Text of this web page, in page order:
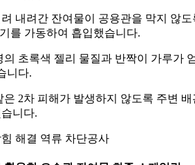
내려간 잔여물이 공용관을 막지 않도
를 가동하여 흡입했습니다.
초록색 젤리 물질과 반짝이 가루가
니다.
2차 피해가 발생하지 않도록 주변 배
니다.
해결 역류 차단공사